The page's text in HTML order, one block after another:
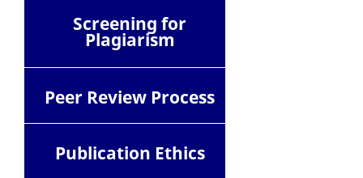
Screening for
Plagiarism
Peer Review Process
Publication Ethics